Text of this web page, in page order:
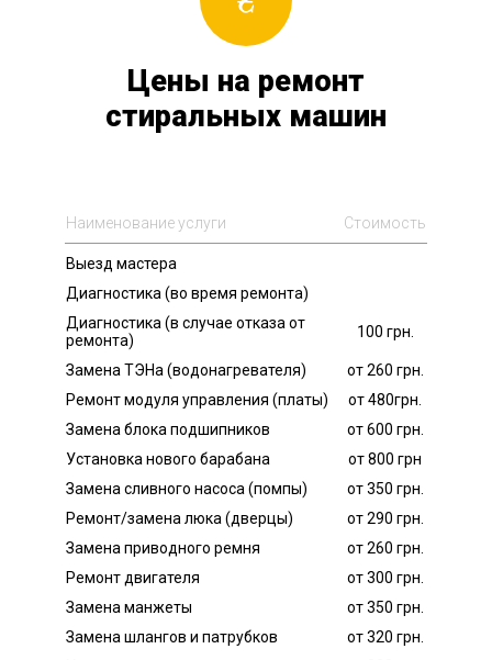
Цены на ремонт
стиральных машин
Наименование услуги Стоимость
Выезд мастера
Диагностика (во время ремонта)
Диагностика (в случае отказа от
ремонта)
100 грн.
Замена ТЭНа (водонагревателя)
от 260 грн.
Ремонт модуля управления (платы)
от 480грн.
Замена блока подшипников
от 600 грн.
Установка нового барабана
от 800 грн
Замена сливного насоса (помпы)
от 350 грн.
Ремонт/замена люка (дверцы)
от 290 грн.
Замена приводного ремня
от 260 грн.
Ремонт двигателя
от 300 грн.
Замена манжеты
от 350 грн.
Замена шлангов и патрубков
от 320 грн.